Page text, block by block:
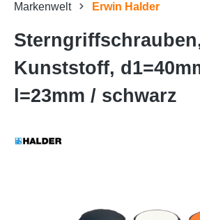
Markenwelt Erwin Halder
Kunststoff,
l=23mm / schwarz